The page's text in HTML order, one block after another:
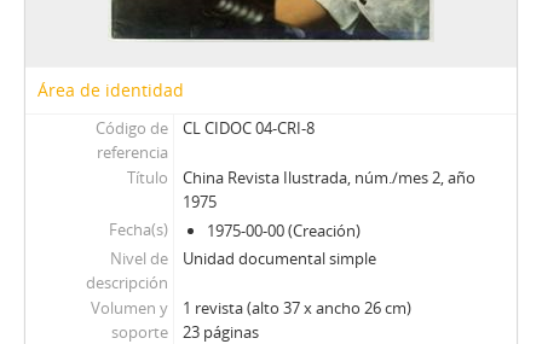
OFNPL - Órgano Oficial del Frente Nacionalista Patria y Libertad
P - Paloma
PP - Pluma y Pincel
PM - Pacífico Magazine
QP - Qué Pasa
QR - La Quinta Rueda
REC - Revista el Compañero
S - Solidaridad
TS - Tribuna Sindical
UL - Unidad y Lucha: Órgano del Comité Central del Partido Socialista
Área de identidad
Código de
referencia
CL CIDOC 04-CRI-8
Título
China Revista Ilustrada, núm./mes 2, año
1975
Fecha(s)
1975-00-00 (Creación)
Nivel de
descripción
Unidad documental simple
Volumen y
soporte
1 revista (alto 37 x ancho 26 cm)
23 páginas